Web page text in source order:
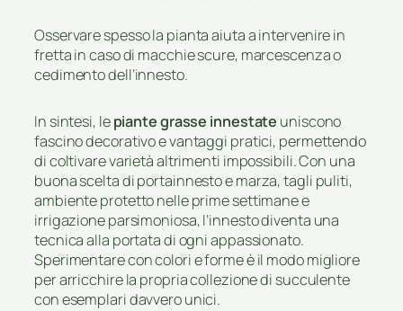
Osservare spesso la pianta aiuta a intervenire in
fretta in caso di macchie scure, marcescenza o
cedimento dell’innesto.
In sintesi, lepiante grasse innestate uniscono
fascino decorativo e vantaggi pratici, permettendo
di coltivare varietà altrimenti impossibili. Con una
buona scelta di portainnesto e marza, tagli puliti,
ambiente protetto nelle prime settimane e
irrigazione parsimoniosa, l’innesto diventa una
tecnica alla portata di ogni appassionato.
Sperimentare con colori e forme è il modo migliore
per arricchire la propria collezione di succulente
con esemplari davvero unici.